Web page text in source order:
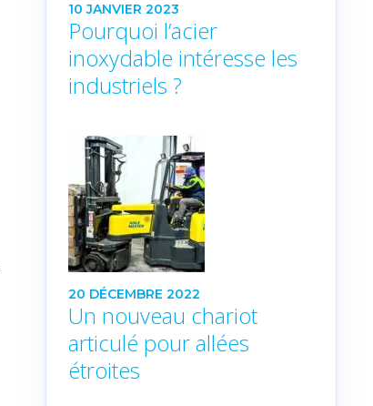
10 JANVIER 2023
Pourquoi l’acier
inoxydable intéresse les
industriels ?
20 DÉCEMBRE 2022
Un nouveau chariot
articulé pour allées
étroites